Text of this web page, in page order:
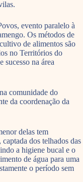
evento paralelo à
Os métodos de
de alimentos são
no Territórios do
sucesso na área
comunidade do
da coordenação da
delas tem
dos telhados das
a higiene bucal e o
de água para uma
o período sem